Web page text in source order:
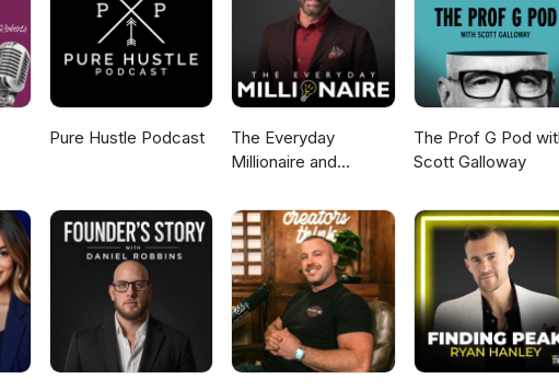
Pure Hustle Podcast
The Everyday
Millionaire and
Podcast
The Prof G Pod
Scott Galloway